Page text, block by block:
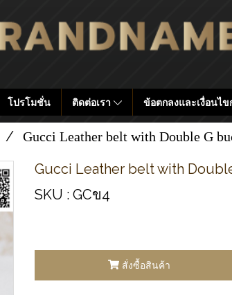
โปรโมชั่น ติดต่อเรา ข้อตกลงและเงื่อนไ
Gucci Leather belt with Double G
Gucci Leather belt with
SKU : GCข4
สั่งซื้อสินค้า